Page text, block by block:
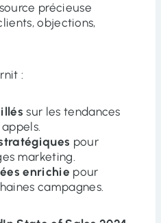
précieuse
objections,
:
sur les tendances
pour
marketing.
enrichie pour
campagnes.